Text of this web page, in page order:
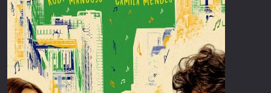
Επιστημονικής Φαντασίας
Εποχής
Ερωτικές
Ευρωπαικός Κινηματογράφος
Θρησκευτικές